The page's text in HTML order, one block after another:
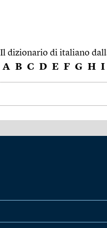
Il dizionario di italiano
A B C D E F G H I